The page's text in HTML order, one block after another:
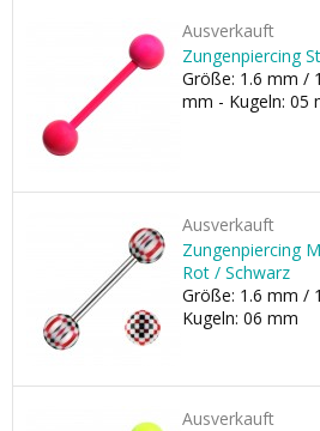
Ausverkauft
Zungenpiercing
Größe: 1.6 mm /
mm - Kugeln: 05
Ausverkauft
Zungenpiercing
Rot / Schwarz
Größe: 1.6 mm /
Kugeln: 06 mm
Ausverkauft